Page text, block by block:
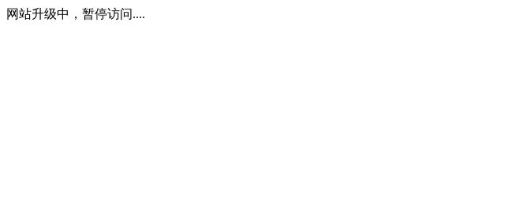
网站升级中，暂停访问....